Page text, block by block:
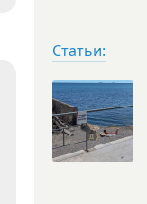
Статьи: